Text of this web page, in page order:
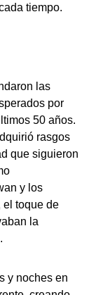
tiempo.
las
por
50 años.
rasgos
que siguieron
y los
el toque de
la
y noches en